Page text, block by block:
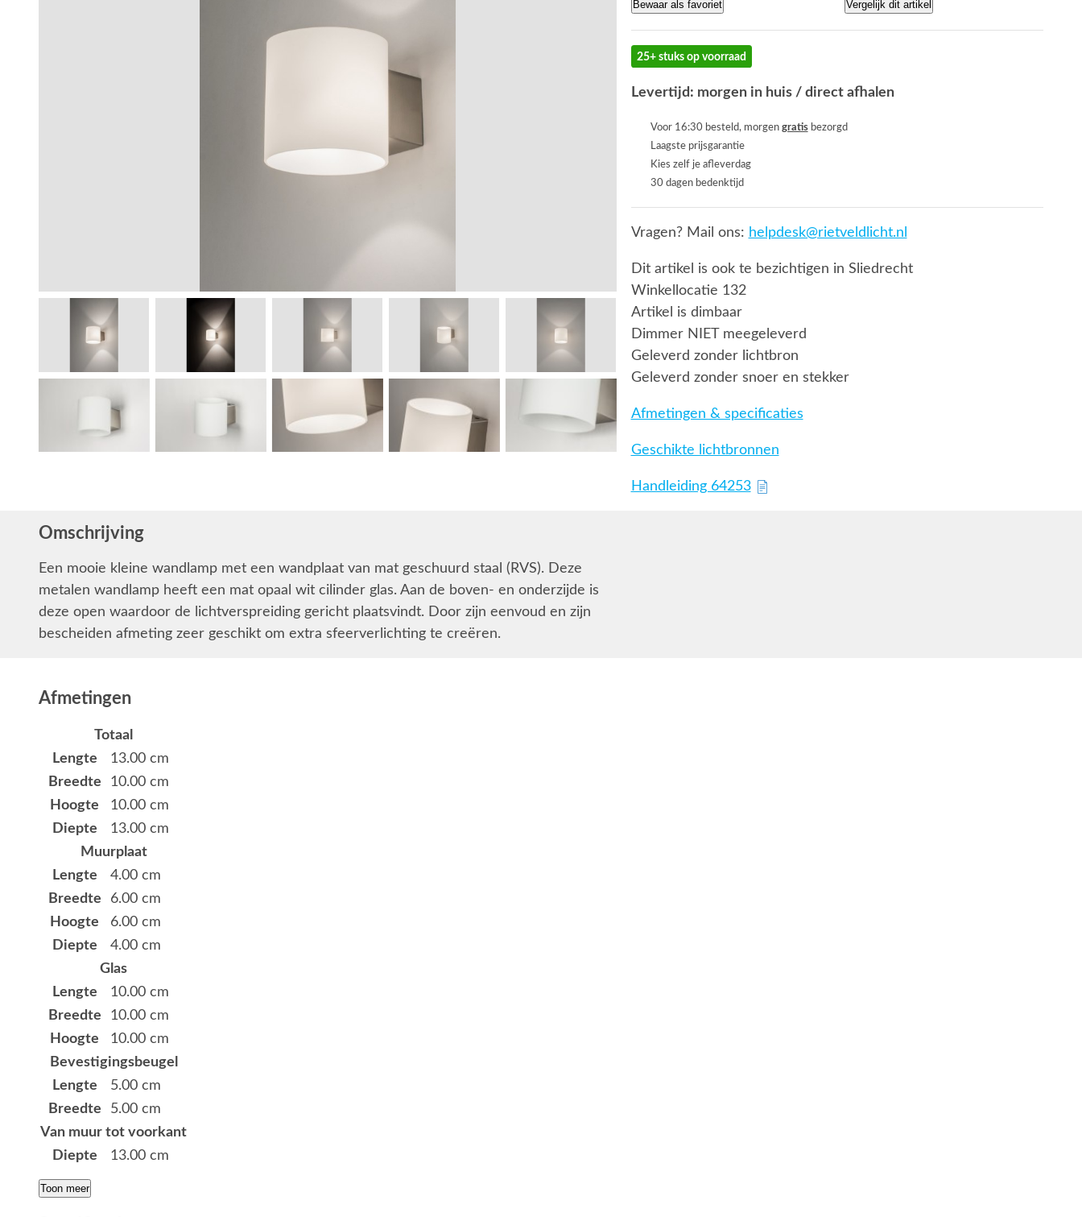
Bewaar als favoriet Vergelijk dit artikel
25+ stuks op voorraad
Levertijd: morgen in huis / direct afhalen
Voor 16:30 besteld, morgen gratisbezorgd
Laagste prijsgarantie
Kies zelf je afleverdag
30 dagen bedenktijd
Vragen? Mail ons: helpdesk@rietveldlicht.nl
Dit artikel is ook te bezichtigen in Sliedrecht
Winkellocatie 132
Artikel is dimbaar
Dimmer NIET meegeleverd
Geleverd zonder lichtbron
Geleverd zonder snoer en stekker
Afmetingen & specificaties
Geschikte lichtbronnen
Handleiding 64253
Omschrijving
Een mooie kleine wandlamp met een wandplaat van mat geschuurd staal (RVS). Deze
metalen wandlamp heeft een mat opaal wit cilinder glas. Aan de boven- en onderzijde is
deze open waardoor de lichtverspreiding gericht plaatsvindt. Door zijn eenvoud en zijn
bescheiden afmeting zeer geschikt om extra sfeerverlichting te creëren.
Afmetingen
Totaal
Lengte
13.00 cm
Breedte
10.00 cm
Hoogte
10.00 cm
Diepte
13.00 cm
Muurplaat
Lengte
4.00 cm
Breedte
6.00 cm
Hoogte
6.00 cm
Diepte
4.00 cm
Glas
Lengte
10.00 cm
Breedte
10.00 cm
Hoogte
10.00 cm
Bevestigingsbeugel
Lengte
5.00 cm
Breedte
5.00 cm
Van muur tot voorkant
Diepte
13.00 cm
Toon meer